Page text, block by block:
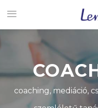
coaching, mediáció,